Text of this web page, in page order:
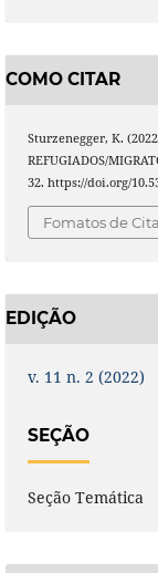
COMO CITAR
Sturzenegger, K.
REFUGIADOS/
32. https://doi.org/
Fomatos de
EDIÇÃO
v. 11 n. 2 (2022)
SEÇÃO
Seção Temática